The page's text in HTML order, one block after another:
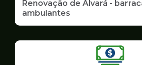
Renovação de Alvará -
ambulantes